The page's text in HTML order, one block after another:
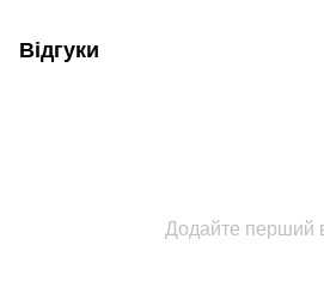
Відгуки
Додайте перший